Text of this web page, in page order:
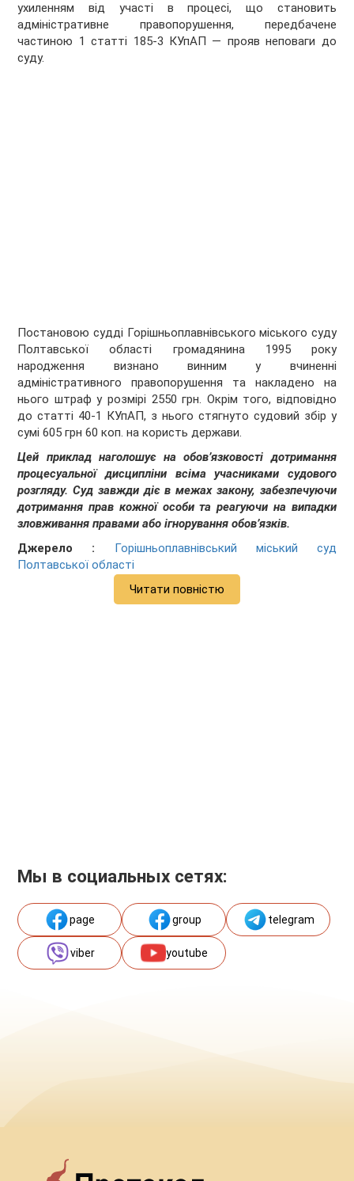
ухиленням від участі в процесі, що становить
адміністративне правопорушення, передбачене
частиною 1 статті 185-3 КУпАП — прояв неповаги до
суду.
Постановою судді Горішньоплавнівського міського суду
Полтавської області громадянина 1995 року
народження визнано винним у вчиненні
адміністративного правопорушення та накладено на
нього штраф у розмірі 2550 грн. Окрім того, відповідно
до статті 40-1 КУпАП, з нього стягнуто судовий збір у
сумі 605 грн 60 коп. на користь держави.
Цей приклад наголошує на обов’язковості дотримання
процесуальної дисципліни всіма учасниками судового
розгляду. Суд завжди діє в межах закону, забезпечуючи
дотримання прав кожної особи та реагуючи на випадки
зловживання правами або ігнорування обов’язків.
Джерело :
Горішньоплавнівський міський суд
Полтавської області
Читати повністю
Мы в социальных сетях:
page group telegram
viber youtube